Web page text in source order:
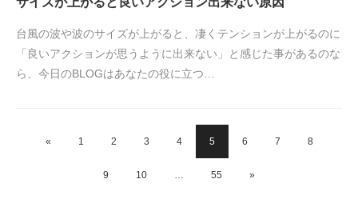
台風の波や波のサイズが上がると、凄くテンションが上がるのに
「良いアクションが思うように出来ない」と感じた事があるのな
ら、今日のBLOGはあなたの役に立つ…
« 1 2 3 4 5 6 7 8
9 10 … 55 »